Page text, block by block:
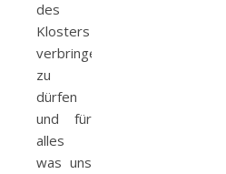
des
Klosters
verbringen
zu
dürfen
und für
alles
was uns